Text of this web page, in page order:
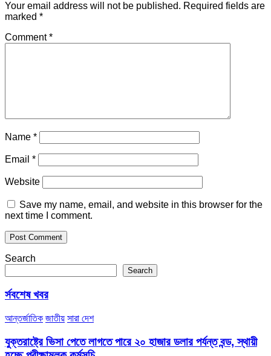
Your email address will not be published. Required fields are
marked *
Comment*
Name *
Email *
Website
Save my name, email, and website in this browser for the
next time I comment.
Search
Search
র্সবশেষ খবর
আন্তর্জাতিক জাতীয় সারা দেশ
যুক্তরাষ্ট্রে ভিসা পেতে লাগতে পারে ২০ হাজার ডলার পর্যন্ত বন্ড, স্থায়ী